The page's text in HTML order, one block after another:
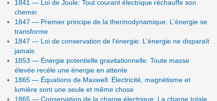
1841 — Loi de Joule: Tout courant électrique réchauffe son
chemin
1847 — Premier principe de la thermodynamique: L'énergie se
transforme
1847 — Loi de conservation de l'énergie: L'énergie ne disparaît
jamais
1853 — Énergie potentielle gravitationnelle: Toute masse
élevée recèle une énergie en attente
1865 — Équations de Maxwell: Électricité, magnétisme et
lumière sont une seule et même chose
1865 — Conservation de la charge électrique: La charge totale